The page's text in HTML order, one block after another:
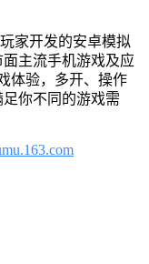
家开发的安卓模拟
主流手机游戏及应
体验，多开、操作
你不同的游戏需